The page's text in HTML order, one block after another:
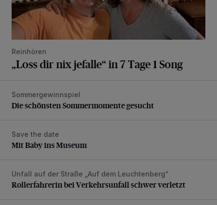
Reinhören
„Loss dir nix jefalle“ in 7 Tage 1 Song
Die schönsten Sommermomente gesucht
Sommergewinnspiel
Die schönsten Sommermomente gesucht
Mit Baby ins Museum
Save the date
Mit Baby ins Museum
Rollerfahrerin bei Verkehrsunfall schwer verletzt
Unfall auf der Straße „Auf dem Leuchtenberg“
Rollerfahrerin bei Verkehrsunfall schwer verletzt